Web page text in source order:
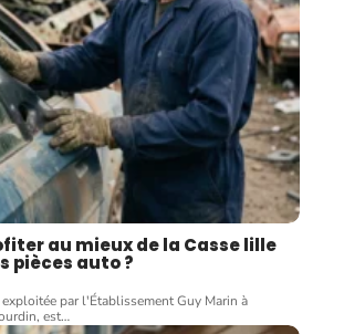
au mieux de la Casse lille
pièces auto ?
par l'Établissement Guy Marin à
est…